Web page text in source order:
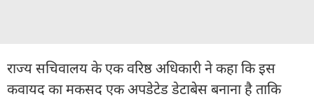
राज्य सचिवालय के एक वरिष्ठ अधिकारी ने कहा कि इस
कवायद का मकसद एक अपडेटेड डेटाबेस बनाना है ताकि